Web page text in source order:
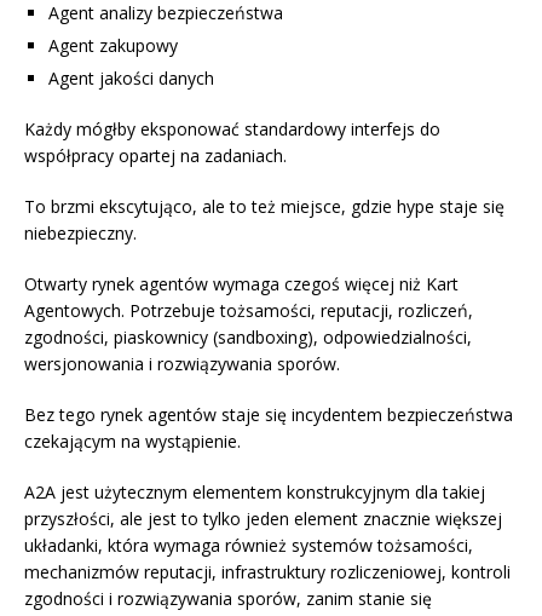
Agent analizy bezpieczeństwa
Agent zakupowy
Agent jakości danych
Każdy mógłby eksponować standardowy interfejs do
współpracy opartej na zadaniach.
To brzmi ekscytująco, ale to też miejsce, gdzie hype staje się
niebezpieczny.
Otwarty rynek agentów wymaga czegoś więcej niż Kart
Agentowych. Potrzebuje tożsamości, reputacji, rozliczeń,
zgodności, piaskownicy (sandboxing), odpowiedzialności,
wersjonowania i rozwiązywania sporów.
Bez tego rynek agentów staje się incydentem bezpieczeństwa
czekającym na wystąpienie.
A2A jest użytecznym elementem konstrukcyjnym dla takiej
przyszłości, ale jest to tylko jeden element znacznie większej
układanki, która wymaga również systemów tożsamości,
mechanizmów reputacji, infrastruktury rozliczeniowej, kontroli
zgodności i rozwiązywania sporów, zanim stanie się